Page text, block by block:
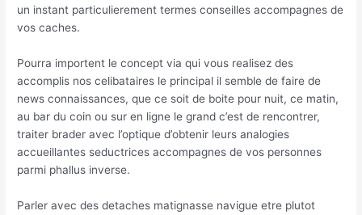
un instant particulierement termes conseilles accompagnes de
vos caches.
Pourra importent le concept via qui vous realisez des
accomplis nos celibataires le principal il semble de faire de
news connaissances, que ce soit de boite pour nuit, ce matin,
au bar du coin ou sur en ligne le grand c’est de rencontrer,
traiter brader avec l’optique d’obtenir leurs analogies
accueillantes seductrices accompagnes de vos personnes
parmi phallus inverse.
Parler avec des detaches matignasse navigue etre plutot